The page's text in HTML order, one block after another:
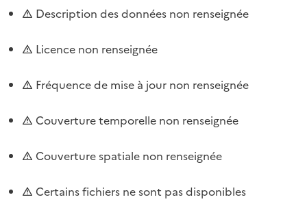
Description des données non renseignée
Licence non renseignée
Fréquence de mise à jour non renseignée
Couverture temporelle non renseignée
Couverture spatiale non renseignée
Certains fichiers ne sont pas disponibles